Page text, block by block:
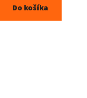
Do košíka